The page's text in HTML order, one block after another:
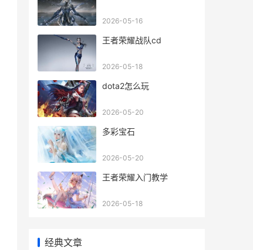
2026-05-16
王者荣耀战队cd
2026-05-18
dota2怎么玩
2026-05-20
多彩宝石
2026-05-20
王者荣耀入门教学
2026-05-18
经典文章